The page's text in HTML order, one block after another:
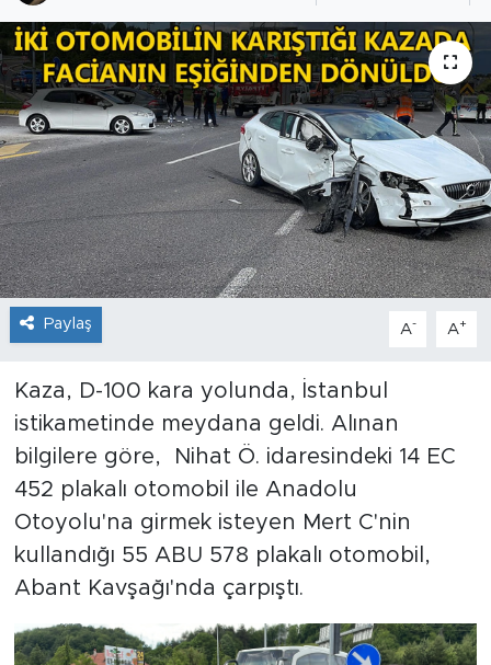
Paylaş A- A+
Kaza, D-100 kara yolunda, İstanbul
istikametinde meydana geldi. Alınan
bilgilere göre, Nihat Ö. idaresindeki 14 EC
452 plakalı otomobil ile Anadolu
Otoyolu'na girmek isteyen Mert C'nin
kullandığı 55 ABU 578 plakalı otomobil,
Abant Kavşağı'nda çarpıştı.